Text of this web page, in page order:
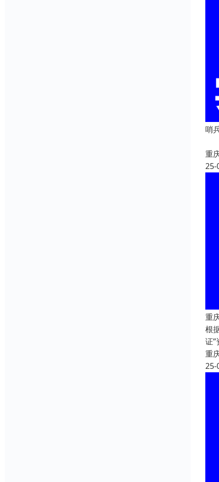
哨
重
25-
重
根
证
重
25-